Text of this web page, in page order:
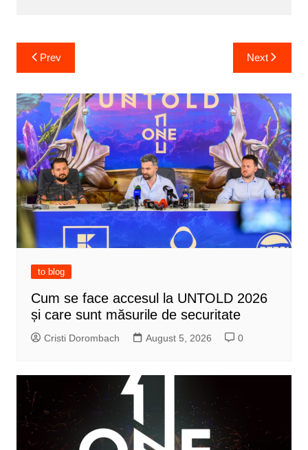
Post
navigation
Prev Next
to blog
Cum se face accesul la UNTOLD 2026
și care sunt măsurile de securitate
Cristi Dorombach August 5, 2026 0